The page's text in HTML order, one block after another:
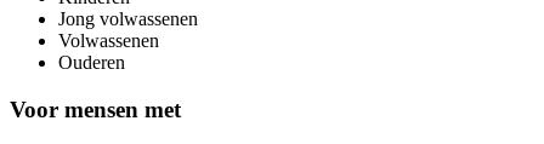
Jong volwassenen
Volwassenen
Ouderen
Voor mensen met